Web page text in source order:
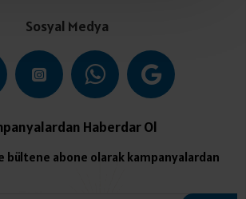
Sosyal Medya
Haberdar Ol
bültene abone olarak kampanyalardan